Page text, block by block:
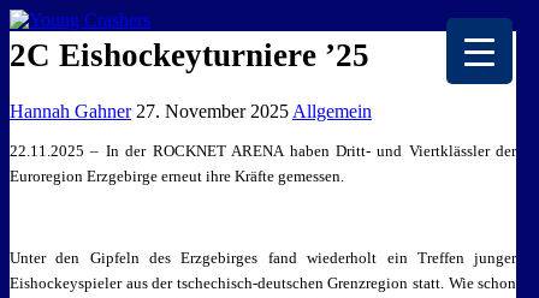
EISKALTE LEIDENSCHAFT
2C Eishockeyturniere ’25
Hannah Gahner 27. November 2025 Allgemein
22.11.2025 – In der ROCKNET ARENA haben Dritt- und Viertklässler der
Euroregion Erzgebirge erneut ihre Kräfte gemessen.
Unter den Gipfeln des Erzgebirges fand wiederholt ein Treffen junger
Eishockeyspieler aus der tschechisch-deutschen Grenzregion statt. Wie schon